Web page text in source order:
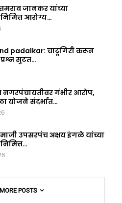
जानकर यांच्या
आरोग्य…
padalkar: चाटूगिरी करून
सुटत…
गंभीर आरोप,
योजने संदर्भात…
उपसरपंच अक्षय इंगळे यांच्या
POSTS